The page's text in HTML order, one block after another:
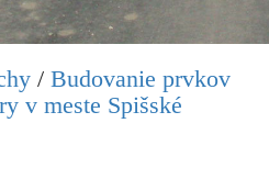
/ Budovanie prvkov
v meste Spišské